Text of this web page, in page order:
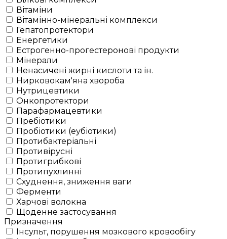
Вітаміни
Вітамінно-мінеральні комплекси
Гепатопротектори
Енергетики
Естрогенно-прогестеронові продукти
Мінерали
Ненасичені жирні кислоти та ін.
Нирковокам'яна хвороба
Нутрицевтики
Онкопротектори
Парафармацевтики
Пребіотики
Пробіотики (еубіотики)
Протибактеріальні
Противірусні
Протигрибкові
Протипухлинні
Схуднення, зниження ваги
Ферменти
Харчові волокна
Щоденне застосування
Призначення
Інсульт, порушення мозкового кровообігу